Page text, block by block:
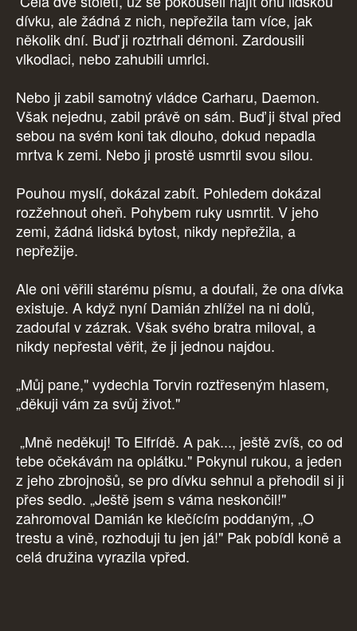
dívku, ale žádná z nich, nepřežila tam více, jak
několik dní. Buď ji roztrhali démoni. Zardousili
vlkodlaci, nebo zahubili umrlci.
Nebo ji zabil samotný vládce Carharu, Daemon.
Však nejednu, zabil právě on sám. Buď ji štval před
sebou na svém koni tak dlouho, dokud nepadla
mrtva k zemi. Nebo ji prostě usmrtil svou silou.
Pouhou myslí, dokázal zabít. Pohledem dokázal
rozžehnout oheň. Pohybem ruky usmrtit. V jeho
zemi, žádná lidská bytost, nikdy nepřežila, a
nepřežije.
Ale oni věřili starému písmu, a doufali, že ona dívka
existuje. A když nyní Damián zhlížel na ni dolů,
zadoufal v zázrak. Však svého bratra miloval, a
nikdy nepřestal věřit, že ji jednou najdou.
„Můj pane," vydechla Torvin roztřeseným hlasem,
„děkuji vám za svůj život."
„Mně neděkuj! To Elfrídě. A pak..., ještě zvíš, co od
tebe očekávám na oplátku." Pokynul rukou, a jeden
z jeho zbrojnošů, se pro dívku sehnul a přehodil si ji
přes sedlo. „Ještě jsem s váma neskončil!"
zahromoval Damián ke klečícím poddaným, „O
trestu a vině, rozhoduji tu jen já!" Pak pobídl koně a
celá družina vyrazila vpřed.